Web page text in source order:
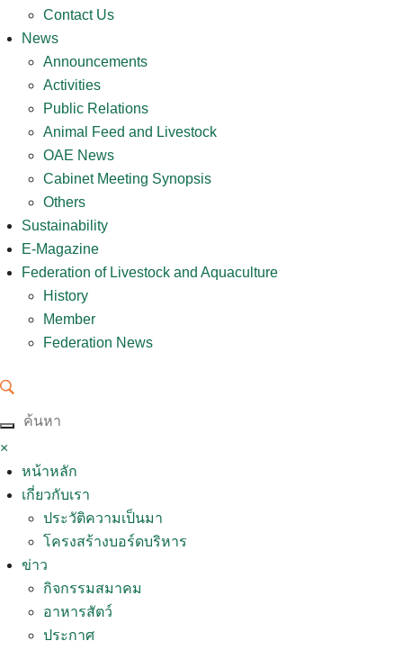
Contact Us
News
Announcements
Activities
Public Relations
Animal Feed and Livestock
OAE News
Cabinet Meeting Synopsis
Others
Sustainability
E-Magazine
Federation of Livestock and Aquaculture
History
Member
Federation News
×
หน้าหลัก
เกี่ยวกับเรา
ประวัติความเป็นมา
โครงสร้างบอร์ดบริหาร
ข่าว
กิจกรรมสมาคม
อาหารสัตว์
ประกาศ